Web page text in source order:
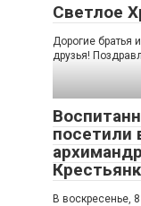
Светлое
Дорогие братья
друзья!
посетили
В воскресенье,